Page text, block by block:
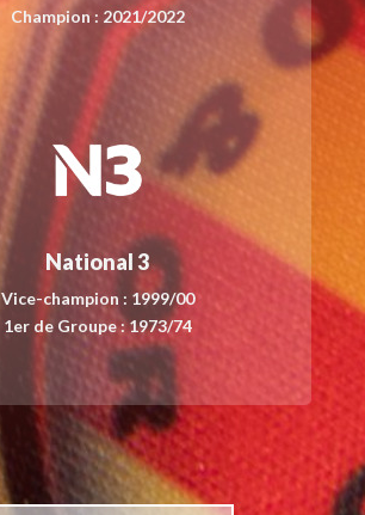
Champion : 2021/2022
National 3
Vice-champion : 1999/00
1er de Groupe : 1973/74